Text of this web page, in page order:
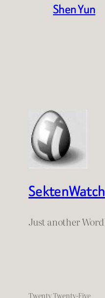
Shen Yun
SektenWatch
Just another
Twenty Twenty-Five